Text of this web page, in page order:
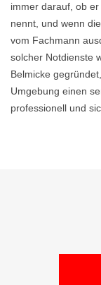
immer darauf, ob
nennt, und wenn
vom Fachmann
solcher Notdienste
Belmicke
Umgebung einen
professionell und